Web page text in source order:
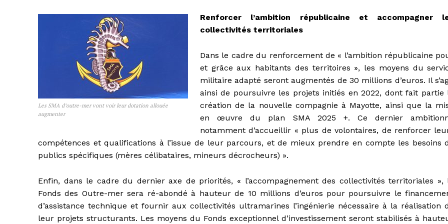
Les SMA d’outre-mer vont voir leur dotation allouée
augmenter
Renforcer l’ambition républicaine et accompagner
collectivités territoriales
Dans le cadre du renforcement de « l’ambition républicaine
et grâce aux habitants des territoires », les moyens du
militaire adapté seront augmentés de 30 millions d’euros. Il
ainsi de poursuivre les projets initiés en 2022, dont fait partie
création de la nouvelle compagnie à Mayotte, ainsi que la
en œuvre du plan SMA 2025 +. Ce dernier
notamment d’accueillir « plus de volontaires, de renforcer
compétences et qualifications à l’issue de leur parcours, et de mieux prendre en compte les besoins
publics spécifiques (mères célibataires, mineurs décrocheurs) ».
Enfin, dans le cadre du dernier axe de priorités, « l’accompagnement des collectivités territoriales »,
Fonds des Outre-mer sera ré-abondé à hauteur de 10 millions d’euros pour poursuivre le
d’assistance technique et fournir aux collectivités ultramarines l’ingénierie nécessaire à la réalisation
leur projets structurants. Les moyens du Fonds exceptionnel d’investissement seront stabilisés à